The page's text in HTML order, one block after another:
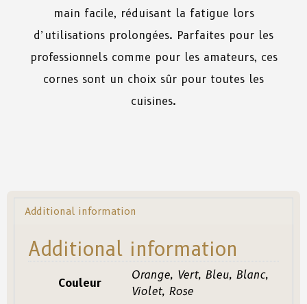
main facile, réduisant la fatigue lors
d’utilisations prolongées. Parfaites pour les
professionnels comme pour les amateurs, ces
cornes sont un choix sûr pour toutes les
cuisines.
Additional information
Additional information
Couleur
Orange, Vert, Bleu, Blanc,
Violet, Rose